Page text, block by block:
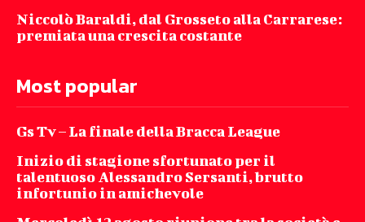
Niccolò Baraldi, dal Grosseto alla Carrarese:
premiata una crescita costante
Most popular
Gs Tv – La finale della Bracca League
Inizio di stagione sfortunato per il
talentuoso Alessandro Sersanti, brutto
infortunio in amichevole